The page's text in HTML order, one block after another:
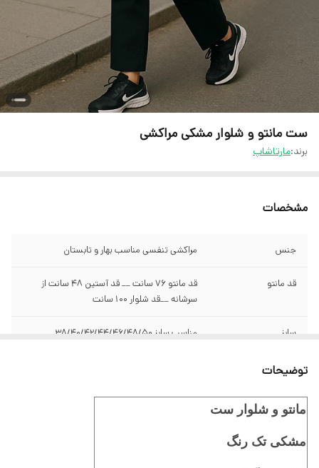
ست مانتو و شلوار مشکی مراکشی
برند:مارتاشاپ
مشخصات
جنس مراکشی تنفسی مناسب بهار و تابستان
قد مانتو
قد مانتو 76 سانت __ قد آستین 48 سانت از
سرشانه __قد شلوار 100 سانت
سایز ​​​​​​​مناسب سایز 38/40/42/44/46/48/50
توضیحات
مانتو و شلوار ست
مشکی تک رنگ